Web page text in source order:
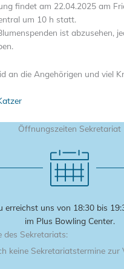
findet am 22.04.2025 am
um 10 h statt.
ist abzusehen,
an die Angehörigen und viel
Öffnungszeiten Sekretariat
erreichst uns von 18:30 bis
im Plus Bowling Center.
des Sekretariats:
keine Sekretariatstermine zur